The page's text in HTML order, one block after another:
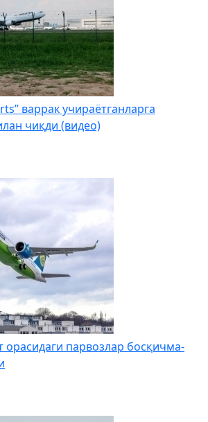
варрак учираётганларга
чиқди (видео)
орасидаги парвозлар босқичма-